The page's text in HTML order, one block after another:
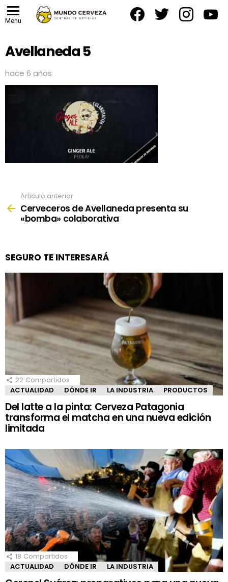
Menu
Avellaneda 5
hace 6 años
more
Articulo anterior
Cerveceros de Avellaneda presenta su
«bomba» colaborativa
SEGURO TE INTERESARÁ
22 Compartidos
ACTUALIDAD
DÓNDE IR LA INDUSTRIA PRODUCTOS
Del latte a la pinta: Cerveza Patagonia
transforma el matcha en una nueva edición
limitada
18 Compartidos
ACTUALIDAD
DÓNDE IR LA INDUSTRIA